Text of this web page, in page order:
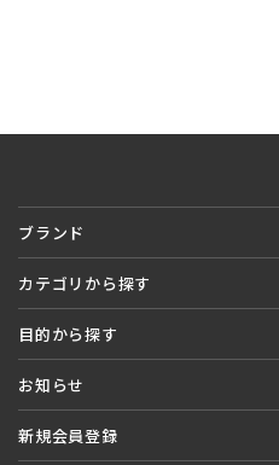
ブランド
カテゴリから探す
目的から探す
お知らせ
新規会員登録